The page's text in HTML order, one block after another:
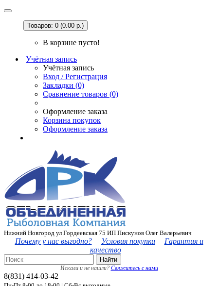
Товаров: 0 (0.00 р.)
В корзине пусто!
Учётная запись
Учётная запись
Вход / Регистрация
Закладки (0)
Сравнение товаров (0)
Оформление заказа
Корзина покупок
Оформление заказа
Нижний Новгород ул Гордеевская 75 ИП Пискунов Олег Валерьевич
Почему у нас выгодно? Условия покупки
Гарантия и
качество
Найти
Искали и не нашли? Свяжитесь с нами
8(831) 414-03-42